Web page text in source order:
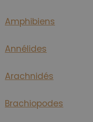
Amphibiens
Annélides
Arachnidés
Brachiopodes